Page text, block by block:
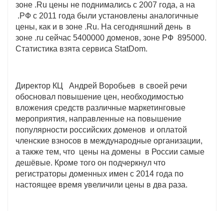
зоне .Ru цены не поднимались c 2007 года, а на
.РФ с 2011 года были установлены аналогичные
цены, как и в зоне .Ru. На сегодняшний день в
зоне .ru сейчас 5400000 доменов, зоне РФ 895000.
Статистика взята сервиса StatDom.
Директор КЦ Андрей Воробьев в своей речи
обосновал повышение цен, необходимостью
вложения средств различные маркетинговые
мероприятия, направленные на повышение
популярности российских доменов и оплатой
членские взносов в международные организации,
а также тем, что цены на домены в России самые
дешёвые. Кроме того он подчеркнул что
регистраторы доменных имен с 2014 года по
настоящее время увеличили цены в два раза.